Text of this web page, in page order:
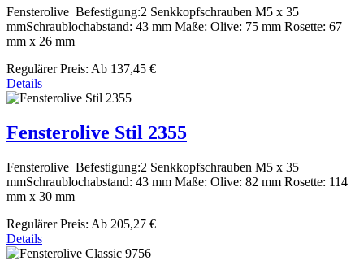
Fensterolive Befestigung:2 Senkkopfschrauben M5 x 35
mmSchraublochabstand: 43 mm Maße: Olive: 75 mm Rosette: 67
mm x 26 mm
Regulärer Preis: Ab 137,45 €
Details
Fensterolive Stil 2355
Fensterolive Befestigung:2 Senkkopfschrauben M5 x 35
mmSchraublochabstand: 43 mm Maße: Olive: 82 mm Rosette: 114
mm x 30 mm
Regulärer Preis: Ab 205,27 €
Details